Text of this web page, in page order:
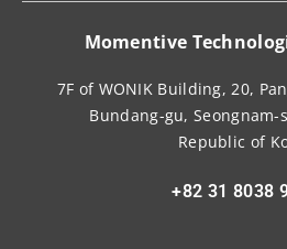
Momentive
7F of WONIK Building, 20,
Bundang-gu, Seongnam-
Republic of
+82 31 8038